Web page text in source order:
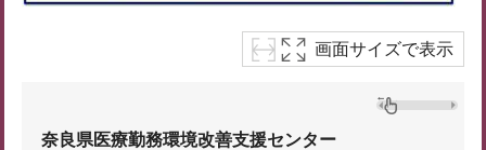
画面サイズで表示
奈良県医療勤務環境改善支援センター